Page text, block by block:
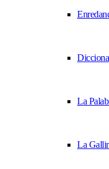
La
La